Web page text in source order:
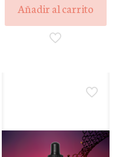
Añadir al carrito